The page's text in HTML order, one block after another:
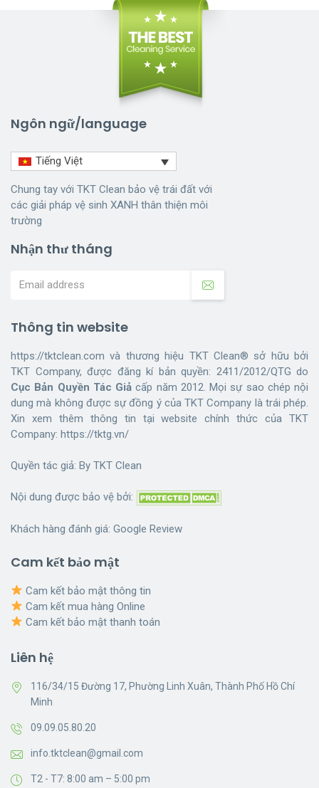
Ngôn ngữ/language
Tiếng Việt
Chung tay với TKT Clean bảo vệ trái đất với
các giải pháp vệ sinh XANH thân thiện môi
trường
Nhận thư tháng
Thông tin website
https://tktclean.com và thương hiệu TKT Clean® sở hữu bởi
TKT Company, được đăng kí bản quyền: 2411/2012/QTG do
Cục Bản Quyền Tác Giả cấp năm 2012. Mọi sự sao chép nội
dung mà không được sự đồng ý của TKT Company là trái phép.
Xin xem thêm thông tin tại website chính thức của TKT
Company: https://tktg.vn/
Quyền tác giả: By TKT Clean
Nội dung được bảo vệ bởi:
Khách hàng đánh giá: Google Review
Cam kết bảo mật
Cam kết bảo mật thông tin
Cam kết mua hàng Online
Cam kết bảo mật thanh toán
Liên hệ
116/34/15 Đường 17, Phường Linh Xuân, Thành Phố Hồ Chí
Minh
09.09.05.80.20
info.tktclean@gmail.com
T2 - T7: 8:00 am – 5:00 pm